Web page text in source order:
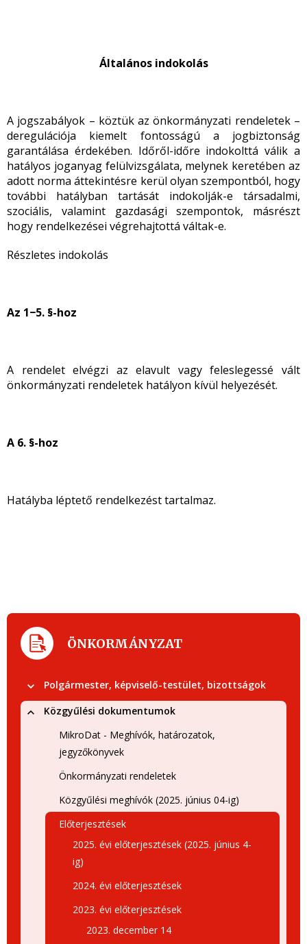
Általános indokolás
A jogszabályok – köztük az önkormányzati rendeletek –
deregulációja kiemelt fontosságú a jogbiztonság
garantálása érdekében. Időről-időre indokolttá válik a
hatályos joganyag felülvizsgálata, melynek keretében az
adott norma áttekintésre kerül olyan szempontból, hogy
további hatályban tartását indokolják-e társadalmi,
szociális, valamint gazdasági szempontok, másrészt
hogy rendelkezései végrehajtottá váltak-e.
Részletes indokolás
Az 1−5. §-hoz
A rendelet elvégzi az elavult vagy feleslegessé vált
önkormányzati rendeletek hatályon kívül helyezését.
A 6. §-hoz
Hatályba léptető rendelkezést tartalmaz.
ÖNKORMÁNYZAT
Polgármester, képviselő-testület, bizottságok
Közgyűlési dokumentumok
MikroDat - Meghívók, határozatok,
jegyzőkönyvek
Önkormányzati rendeletek
Közgyűlési meghívók (2025. június 04-ig)
Előterjesztések
2025. évi előterjesztések (2025. június 4-
ig)
2024. évi előterjesztések
2023. évi előterjesztések
2023. december 14